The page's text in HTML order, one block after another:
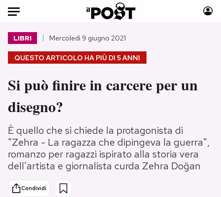
Auto
HOME
Italia
Politica
Tecnologia
Internet
Scienza
Cultura
Economia
Moda
Storie/Idee
Ok Boomer!
Media
Europa
QUESTO ARTICOLO HA PIÙ DI 5 ANNI
LIBRI Mercoledì 9 giugno 2021
Si può finire in carcere per un
disegno?
È quello che si chiede la protagonista di
"Zehra - La ragazza che dipingeva la guerra",
romanzo per ragazzi ispirato alla storia vera
dell'artista e giornalista curda Zehra Doğan
Condividi